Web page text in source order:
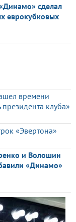
сделал
еврокубковых
времени
клуба»
«Эвертона»
и Волошин
«Динамо»